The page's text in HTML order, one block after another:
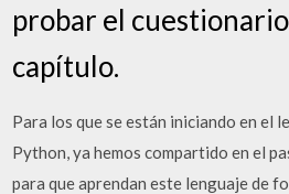
probar el
capítulo.
Para los que se están iniciando en el
Python, ya hemos compartido en el
para que aprendan este lenguaje de